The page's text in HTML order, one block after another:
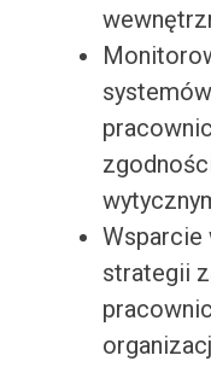
Wsparcie
strategii